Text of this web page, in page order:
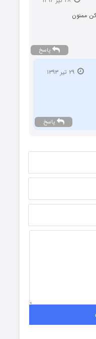
پاسخ
۲۹ تیر ۱۳۹۳
پاسخ